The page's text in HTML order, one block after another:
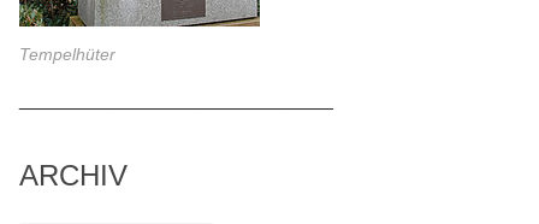
Tempelhüter
ARCHIV